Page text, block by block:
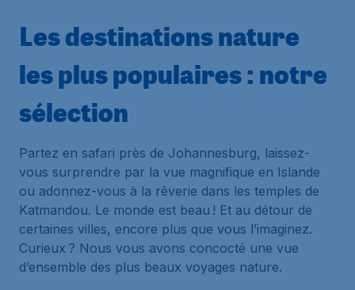
Les destinations nature
les plus populaires : notre
sélection
Partez en safari près de Johannesburg, laissez-
vous surprendre par la vue magnifique en Islande
ou adonnez-vous à la rêverie dans les temples de
Katmandou. Le monde est beau ! Et au détour de
certaines villes, encore plus que vous l’imaginez.
Curieux ? Nous vous avons concocté une vue
d’ensemble des plus beaux voyages nature.